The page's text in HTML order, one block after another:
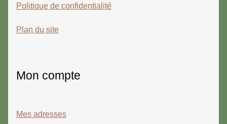
Politique de confidentialité
Plan du site
Mon compte
Mes adresses